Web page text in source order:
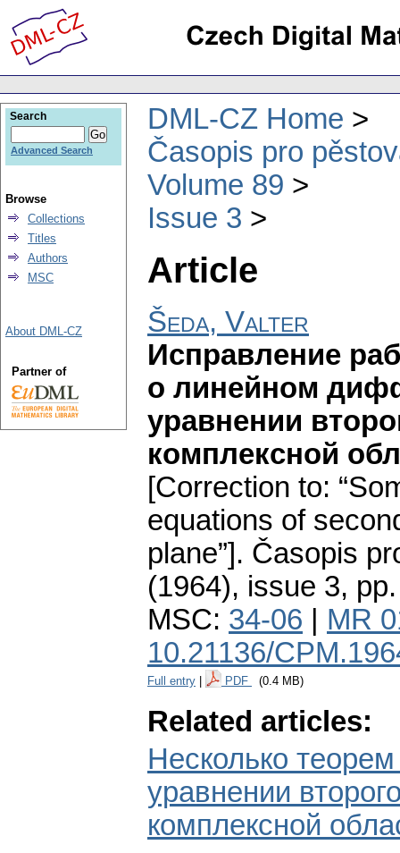
DML-CZ Home
Časopis pro
Volume 89
Issue 3
Article
Šeda, Valter
Исправление
о линейном
уравнении
комплексной
[Correction to:
equations of
plane”]. Časopis
(1964), issue 3,
MSC: 34-06
MR
10.21136/
Full entry PDF (0.4 MB)
Related articles:
Несколько
уравнении
комплексной
Search
Advanced Search
Browse
Collections
Titles
Authors
MSC
About DML-CZ
Partner of